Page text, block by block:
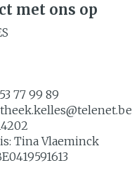
met ons op
77 99 89
telenet.be
Tina Vlaeminck